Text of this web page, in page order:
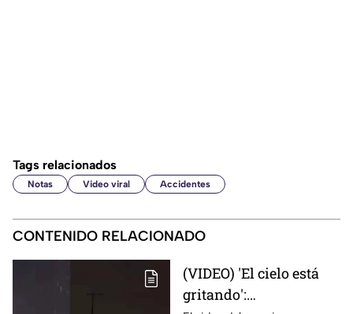
Tags relacionados
Notas Video viral Accidentes
CONTENIDO RELACIONADO
(VIDEO) 'El cielo está
gritando':